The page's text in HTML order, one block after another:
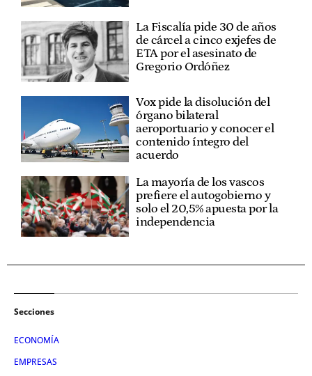
La Fiscalía pide 30 de años
de cárcel a cinco exjefes de
ETA por el asesinato de
Gregorio Ordóñez
Vox pide la disolución del
órgano bilateral
aeroportuario y conocer el
contenido íntegro del
acuerdo
La mayoría de los vascos
prefiere el autogobierno y
solo el 20,5% apuesta por la
independencia
Secciones
ECONOMÍA
EMPRESAS